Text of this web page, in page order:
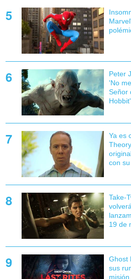
Peter
'No
Señor
Ya es
con
Take-
19 de
Ghost
sus